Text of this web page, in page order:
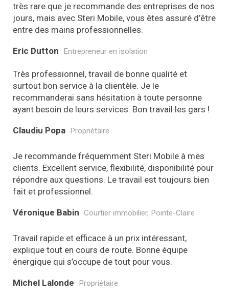
très rare que je recommande des entreprises de nos
jours, mais avec Steri Mobile, vous êtes assuré d’être
entre des mains professionnelles.
Eric Dutton Entrepreneur en isolation
Très professionnel, travail de bonne qualité et
surtout bon service à la clientèle. Je le
recommanderai sans hésitation à toute personne
ayant besoin de leurs services. Bon travail les gars !
Claudiu Popa Propriétaire
Je recommande fréquemment Steri Mobile à mes
clients. Excellent service, flexibilité, disponibilité pour
répondre aux questions. Le travail est toujours bien
fait et professionnel.
Véronique Babin Courtier immobilier, Pointe-Claire
Travail rapide et efficace à un prix intéressant,
explique tout en cours de route. Bonne équipe
énergique qui s’occupe de tout pour vous.
Michel Lalonde Propriétaire